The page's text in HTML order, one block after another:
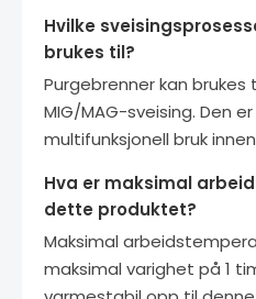
Hvilke
brukes til?
Purgebrenner kan brukes
MIG/MAG-sveising. Den
multifunksjonell bruk
Hva er maksimal
dette produktet?
Maksimal
maksimal varighet på 1